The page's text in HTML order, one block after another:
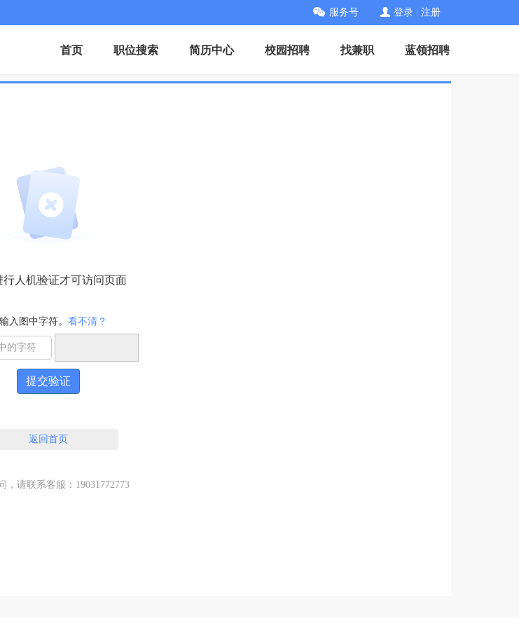
服务号 登录 注册
首页 职位搜索 简历中心 校园招聘 找兼职 蓝领招聘
行人机验证才可访问页面
入图中字符。 看不清？
提交验证
返回首页
，请联系客服：19031772773